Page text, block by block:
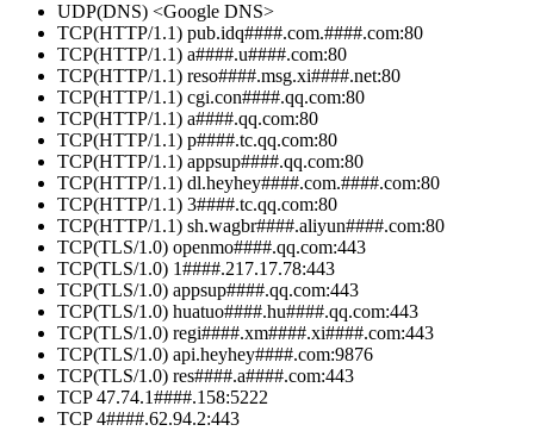
UDP(DNS) <Google DNS>
TCP(HTTP/1.1) pub.idq####.com.####.com:80
TCP(HTTP/1.1) a####.u####.com:80
TCP(HTTP/1.1) reso####.msg.xi####.net:80
TCP(HTTP/1.1) cgi.con####.qq.com:80
TCP(HTTP/1.1) a####.qq.com:80
TCP(HTTP/1.1) p####.tc.qq.com:80
TCP(HTTP/1.1) appsup####.qq.com:80
TCP(HTTP/1.1) dl.heyhey####.com.####.com:80
TCP(HTTP/1.1) 3####.tc.qq.com:80
TCP(HTTP/1.1) sh.wagbr####.aliyun####.com:80
TCP(TLS/1.0) openmo####.qq.com:443
TCP(TLS/1.0) 1####.217.17.78:443
TCP(TLS/1.0) appsup####.qq.com:443
TCP(TLS/1.0) huatuo####.hu####.qq.com:443
TCP(TLS/1.0) regi####.xm####.xi####.com:443
TCP(TLS/1.0) api.heyhey####.com:9876
TCP(TLS/1.0) res####.a####.com:443
TCP 47.74.1####.158:5222
TCP 4####.62.94.2:443